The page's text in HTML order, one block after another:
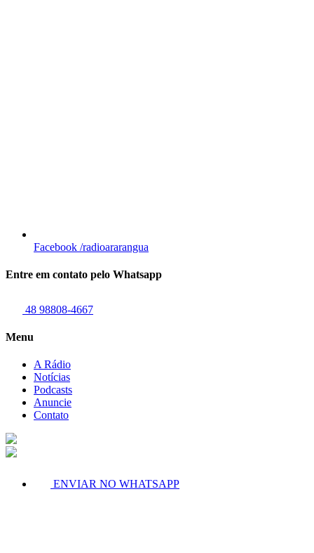
Facebook /radioararangua
Entre em contato pelo Whatsapp
48 98808-4667
Menu
A Rádio
Notícias
Podcasts
Anuncie
Contato
ENVIAR NO WHATSAPP